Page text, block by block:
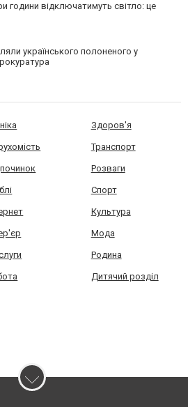
години відключатимуть світло: це
українського полоненого у
Здоров'я
Транспорт
Розваги
Спорт
Культура
Мода
Родина
Дитячий розділ